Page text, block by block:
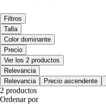
Filtros
Talla
Color dominante
Precio
Ver los 2 productos
Relevancia
Relevancia
Precio ascendente
2 productos
Ordenar por